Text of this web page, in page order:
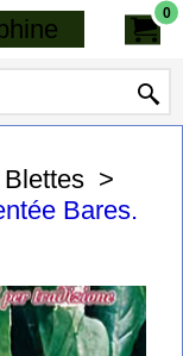
0
Blettes>
Bares.